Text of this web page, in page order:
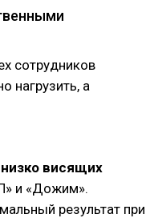
сотрудников
нагрузить, а
висящих
и «Дожим».
результат при